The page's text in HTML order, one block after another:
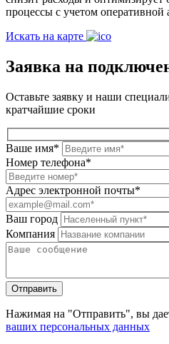
процессы с учетом оперативной
Искать на карте
Заявка на
Оставьте заявку и наши
кратчайшие сроки
Ваше имя*
Номер телефона*
Адрес электронной почты*
Ваш город
Компания
Нажимая на "Отправить", вы
ваших персональных данных